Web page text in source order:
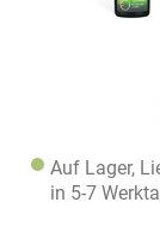
Auf Lager,
in 5-7